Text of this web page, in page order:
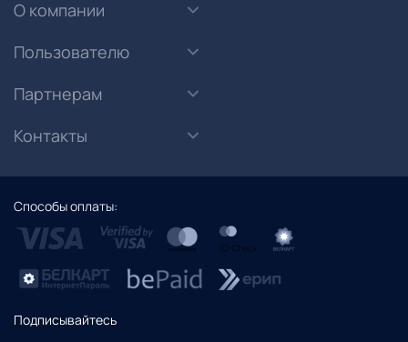
О компании
Пользователю
Партнерам
Контакты
Способы оплаты:
Подписывайтесь